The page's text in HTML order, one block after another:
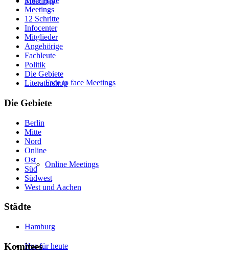
Face to face Meetings
Online Meetings
Nur für heute
Meetings
12 Schritte
Infocenter
Mitglieder
Angehörige
Fachleute
Politik
Die Gebiete
Literaturshop
Die Gebiete
Berlin
Mitte
Nord
Online
Ost
Süd
Südwest
West und Aachen
Städte
Hamburg
Komitees